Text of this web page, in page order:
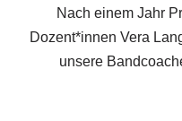
Nach einem Jahr
Dozent*innen Vera
unsere